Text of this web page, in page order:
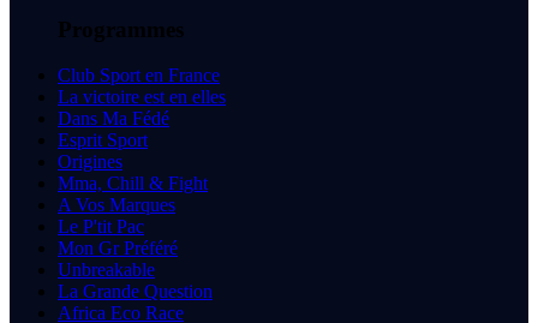
Programmes
Club Sport en France
La victoire est en elles
Dans Ma Fédé
Esprit Sport
Origines
Mma, Chill & Fight
A Vos Marques
Le P'tit Pac
Mon Gr Préféré
Unbreakable
La Grande Question
Africa Eco Race